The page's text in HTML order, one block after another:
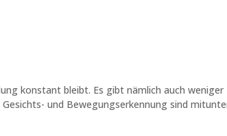
konstant bleibt. Es gibt nämlich auch weniger
und Bewegungserkennung sind